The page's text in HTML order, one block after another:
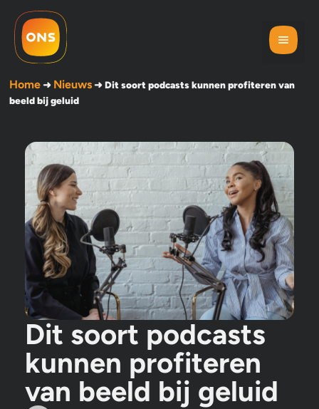
Home➜ Nieuws➜Dit soort podcasts kunnen profiteren van
beeld bij geluid
Dit soort podcasts
kunnen profiteren
van beeld bij geluid